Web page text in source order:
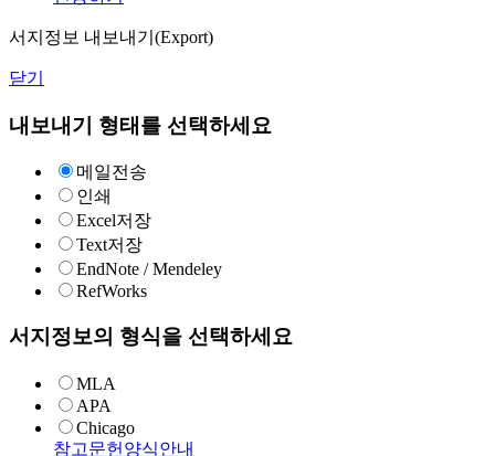
서지정보 내보내기(Export)
닫기
내보내기 형태를 선택하세요
메일전송
인쇄
Excel저장
Text저장
EndNote / Mendeley
RefWorks
서지정보의 형식을 선택하세요
MLA
APA
Chicago
참고문헌양식안내